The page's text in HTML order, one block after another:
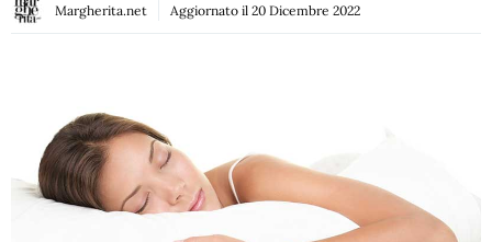
Margherita.net Aggiornato il 20 Dicembre 2022